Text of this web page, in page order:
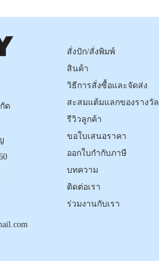
ด
สั่งปัก/สั่งพิมพ์
สินค้า
วิธีการสั่งซื้อและจัดส่ง
สะสมแต้มแลกของรางวัล
รีวิวลูกค้า
ขอใบเสนอราคา
ออกใบกำกับภาษี
บทความ
ติดต่อเรา
ร่วมงานกับเรา